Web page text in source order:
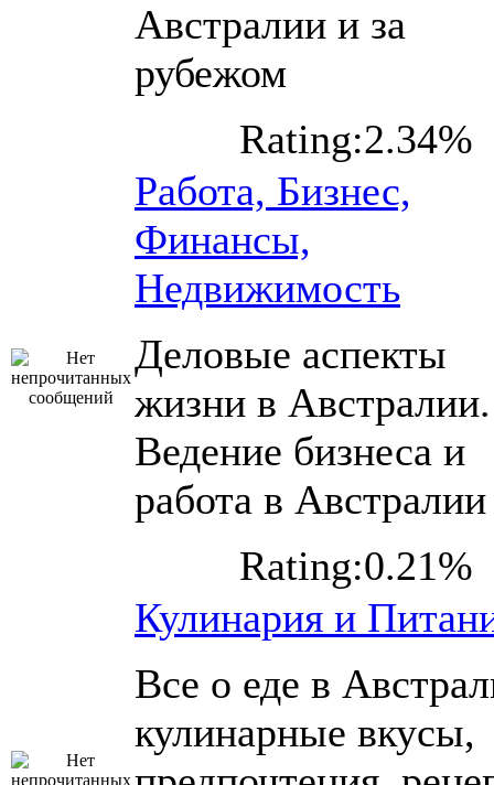
Австралии и за
рубежом
Rating:2.34%
Работа, Бизнес,
Финансы,
Недвижимость
Деловые аспекты
жизни в Австралии.
Ведение бизнеса и
работа в Австралии
Rating:0.21%
Кулинария и
Все о еде в
кулинарные вкусы,